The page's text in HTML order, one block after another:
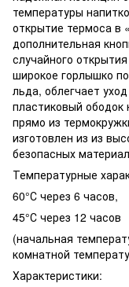
температуры
открытие термоса в
дополнительная
случайного
широкое горлышко
льда, облегчает уход
пластиковый
прямо из
изготовлен из из
безопасных
Температурные
60°С через 6 часов,
45°С через 12 часов
(начальная
комнатной
Характеристики: